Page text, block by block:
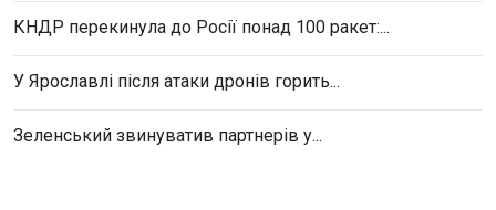
КНДР перекинула до Росії понад 100 ракет:...
У Ярославлі після атаки дронів горить...
Зеленський звинуватив партнерів у...